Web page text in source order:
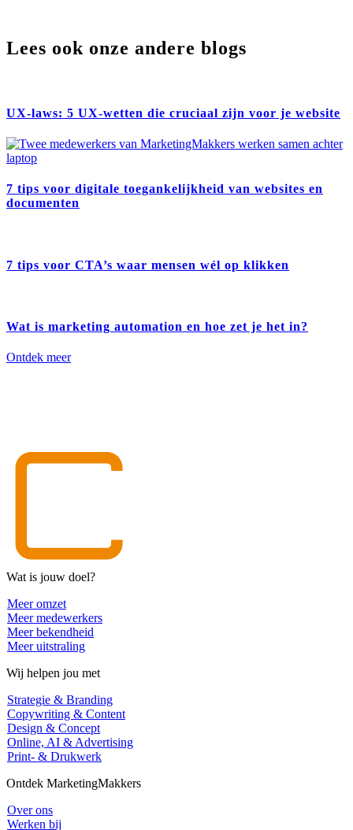
Lees ook onze andere blogs
UX-laws: 5 UX-wetten die cruciaal zijn voor je website
7 tips voor digitale toegankelijkheid van websites en
documenten
7 tips voor CTA’s waar mensen wél op klikken
Wat is marketing automation en hoe zet je het in?
Ontdek meer
Wat is jouw doel?
Meer omzet
Meer medewerkers
Meer bekendheid
Meer uitstraling
Wij helpen jou met
Strategie & Branding
Copywriting & Content
Design & Concept
Online, AI & Advertising
Print- & Drukwerk
Ontdek MarketingMakkers
Over ons
Werken bij